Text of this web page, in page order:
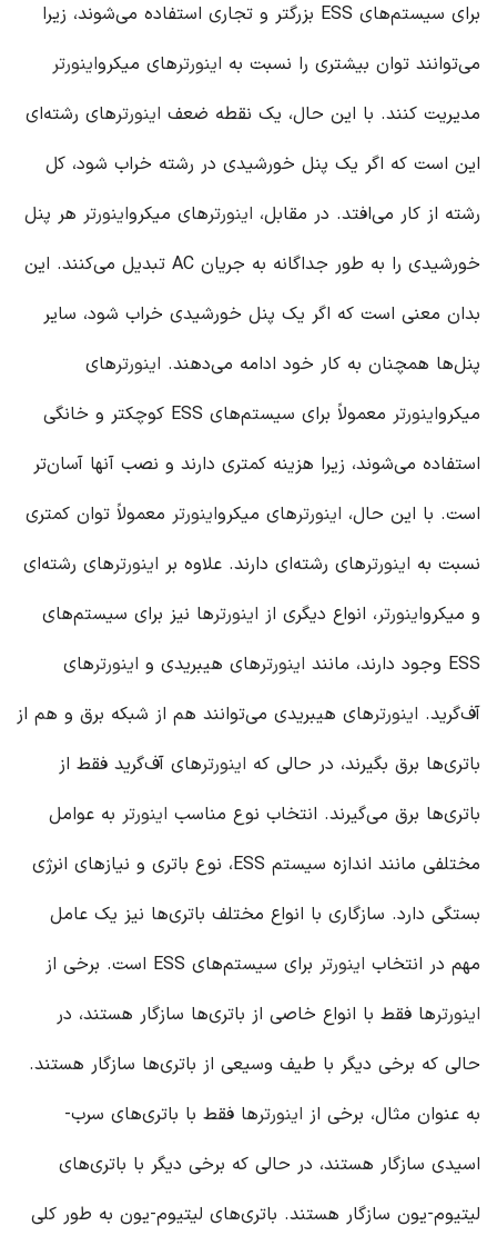
برای سیستم‌های ESS بزرگتر و تجاری استفاده می‌شوند، زیرا
می‌توانند توان بیشتری را نسبت به اینورترهای میکرواینورتر
مدیریت کنند. با این حال، یک نقطه ضعف اینورترهای رشته‌ای
این است که اگر یک پنل خورشیدی در رشته خراب شود، کل
رشته از کار می‌افتد. در مقابل، اینورترهای میکرواینورتر هر پنل
خورشیدی را به طور جداگانه به جریان AC تبدیل می‌کنند. این
بدان معنی است که اگر یک پنل خورشیدی خراب شود، سایر
پنل‌ها همچنان به کار خود ادامه می‌دهند. اینورترهای
میکرواینورتر
معمولاً برای سیستم‌های ESS کوچکتر و خانگی
استفاده می‌شوند، زیرا هزینه کمتری دارند و نصب آنها آسان‌تر
است. با این حال، اینورترهای میکرواینورتر معمولاً توان کمتری
نسبت به اینورترهای رشته‌ای دارند. علاوه بر اینورترهای رشته‌ای
و میکرواینورتر، انواع دیگری از اینورترها نیز برای سیستم‌های
ESS وجود دارند، مانند
اینورترهای هیبریدی و اینورترهای
آف‌گرید. اینورترهای هیبریدی می‌توانند هم از شبکه برق و هم از
باتری‌ها برق بگیرند، در حالی که اینورترهای آف‌گرید فقط از
باتری‌ها برق می‌گیرند. انتخاب نوع مناسب اینورتر به عوامل
مختلفی مانند اندازه سیستم ESS، نوع باتری و نیازهای انرژی
بستگی دارد. سازگاری با انواع مختلف باتری‌ها نیز یک عامل
مهم در انتخاب اینورتر برای سیستم‌های ESS است. برخی از
اینورترها فقط با انواع خاصی از باتری‌ها سازگار هستند، در
حالی که برخی دیگر با طیف وسیعی از باتری‌ها سازگار هستند.
به عنوان مثال، برخی از اینورترها فقط با باتری‌های سرب-
اسیدی سازگار هستند، در حالی که برخی دیگر با باتری‌های
لیتیوم-یون سازگار هستند. باتری‌های لیتیوم-یون به طور کلی